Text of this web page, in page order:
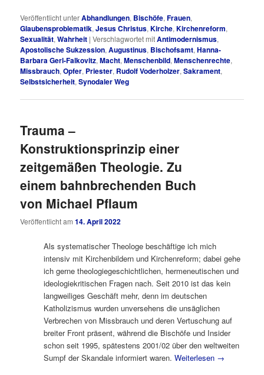
Veröffentlicht unterAbhandlungen, Bischöfe,Frauen,
Glaubensproblematik,Jesus Christus,Kirche,Kirchenreform,
Sexualität,Wahrheit |Verschlagwortet mitAntimodernismus,
Apostolische Sukzession,Augustinus, Bischofsamt,Hanna-
Barbara Gerl-Falkovitz,Macht,Menschenbild,Menschenrechte,
Missbrauch,Opfer, Priester, Rudolf Voderholzer,Sakrament,
Selbstsicherheit,Synodaler Weg
Trauma –
Konstruktionsprinzip einer
zeitgemäßen Theologie. Zu
einem bahnbrechenden Buch
von Michael Pflaum
Veröffentlicht am14. April 2022
Als systematischer Theologe beschäftige ich mich
intensiv mit Kirchenbildern und Kirchenreform; dabei gehe
ich gerne theologiegeschichtlichen, hermeneutischen und
ideologiekritischen Fragen nach. Seit 2010 ist das kein
langweiliges Geschäft mehr, denn im deutschen
Katholizismus wurden unversehens die unsäglichen
Verbrechen von Missbrauch und deren Vertuschung auf
breiter Front präsent, während die Bischöfe und Insider
schon seit 1995, spätestens 2001/02 über den weltweiten
Sumpf der Skandale informiert waren.Weiterlesen →